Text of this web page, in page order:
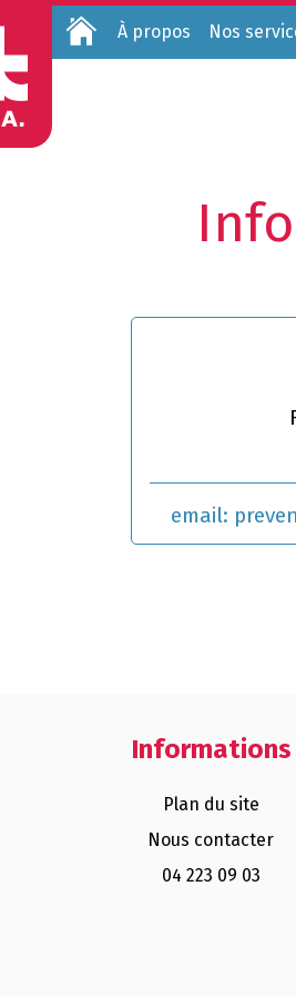
Accueil À propos Nos
email:
Informations
Plan du site
Nous contacter
04 223 09 03